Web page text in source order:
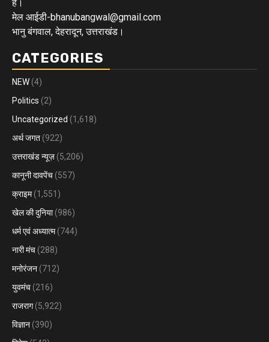
हैं।
मेल आईडी-bhanubangwal@gmail.com
भानु बंगवाल, देहरादून, उत्तराखंड।
CATEGORIES
NEW (4)
Politics (2)
Uncategorized (1,618)
अर्थ जगत (922)
उत्तराखंड न्यूज़ (5,206)
कानूनी दावपेंच (557)
क्राइम(1,551)
खेल की दुनिया(986)
धर्म एवं अध्यात्म(744)
नारी मंच (288)
मनोरंजन (712)
युवमंच (216)
राजराग(5,922)
विज्ञान (390)